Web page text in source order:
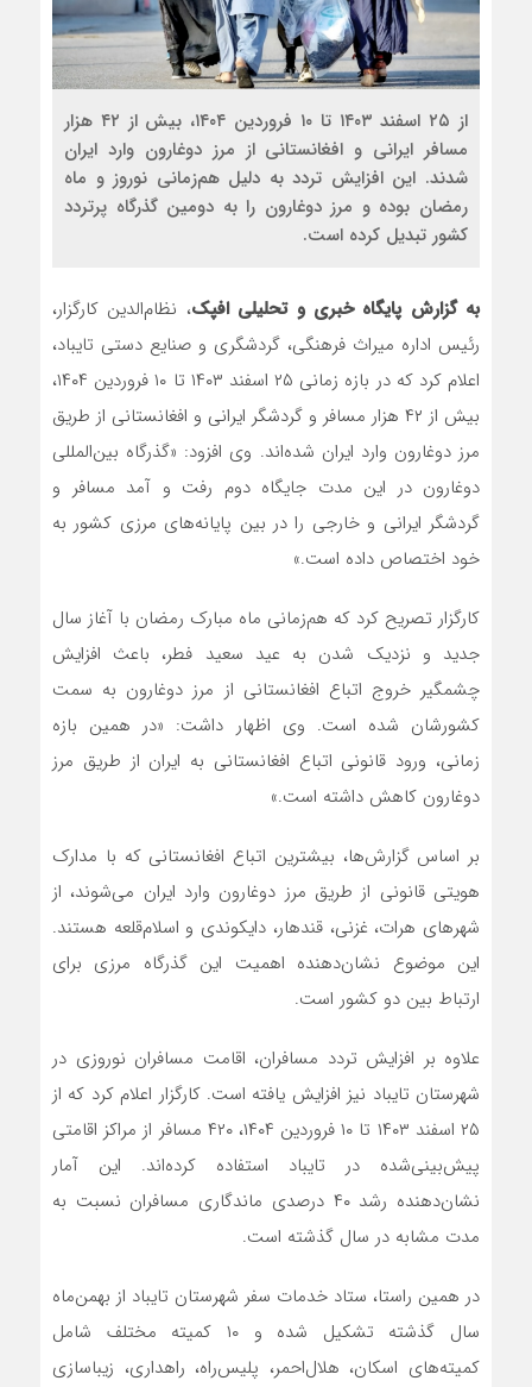
از ۲۵ اسفند ۱۴۰۳ تا ۱۰ فروردین ۱۴۰۴، بیش از ۴۲ هزار
مسافر ایرانی و افغانستانی از مرز دوغارون وارد ایران
شدند. این افزایش تردد به دلیل هم‌زمانی نوروز و ماه
رمضان بوده و مرز دوغارون را به دومین گذرگاه پرتردد
کشور تبدیل کرده است.
به گزارش پایگاه خبری و تحلیلی افپک، نظام‌الدین کارگزار،
رئیس اداره میراث فرهنگی، گردشگری و صنایع دستی تایباد،
اعلام کرد که در بازه زمانی ۲۵ اسفند ۱۴۰۳ تا ۱۰ فروردین ۱۴۰۴،
بیش از ۴۲ هزار مسافر و گردشگر ایرانی و افغانستانی از طریق
مرز دوغارون وارد ایران شده‌اند. وی افزود: «گذرگاه بین‌المللی
دوغارون در این مدت جایگاه دوم رفت و آمد مسافر و
گردشگر ایرانی و خارجی را در بین پایانه‌های مرزی کشور به
خود اختصاص داده است.»
کارگزار تصریح کرد که هم‌زمانی ماه مبارک رمضان با آغاز سال
جدید و نزدیک شدن به عید سعید فطر، باعث افزایش
چشمگیر خروج اتباع افغانستانی از مرز دوغارون به سمت
کشورشان شده است. وی اظهار داشت: «در همین بازه
زمانی، ورود قانونی اتباع افغانستانی به ایران از طریق مرز
دوغارون کاهش داشته است.»
بر اساس گزارش‌ها، بیشترین اتباع افغانستانی که با مدارک
هویتی قانونی از طریق مرز دوغارون وارد ایران می‌شوند، از
شهرهای هرات، غزنی، قندهار، دایکوندی و اسلام‌قلعه هستند.
این موضوع نشان‌دهنده اهمیت این گذرگاه مرزی برای
ارتباط بین دو کشور است.
علاوه بر افزایش تردد مسافران، اقامت مسافران نوروزی در
شهرستان تایباد نیز افزایش یافته است. کارگزار اعلام کرد که از
۲۵ اسفند ۱۴۰۳ تا ۱۰ فروردین ۱۴۰۴، ۴۲۰ مسافر از مراکز اقامتی
پیش‌بینی‌شده در تایباد استفاده کرده‌اند. این آمار
نشان‌دهنده رشد ۴۰ درصدی ماندگاری مسافران نسبت به
مدت مشابه در سال گذشته است.
در همین راستا، ستاد خدمات سفر شهرستان تایباد از بهمن‌ماه
سال گذشته تشکیل شده و ۱۰ کمیته مختلف شامل
کمیته‌های اسکان، هلال‌احمر، پلیس‌راه، راهداری، زیباسازی